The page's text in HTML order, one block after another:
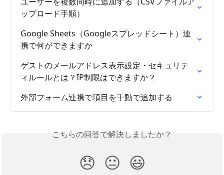
ップロード手順）
Google Sheets（Googleスプレッドシート）連
携で何ができますか
ゲストのメールアドレス表示設定・セキュリテ
ィルールとは？IP制限はできますか？
外部フォーム連携で項目を手動で追加する
こちらの回答で解決しましたか？
😞 😐 😃